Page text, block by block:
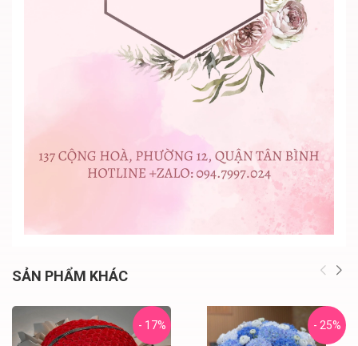
SẢN PHẨM KHÁC
- 17% - 25%